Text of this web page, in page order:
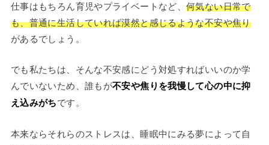
仕事はもちろん育児やプライベートなど、何気ない日常で
も、普通に生活していれば漠然と感じるような不安や焦り
があるでしょう。
でも私たちは、そんな不安感にどう対処すればいいのか学
んでいないため、誰もが不安や焦りを我慢して心の中に抑
え込みがちです。
本来ならそれらのストレスは、睡眠中にみる夢によって自